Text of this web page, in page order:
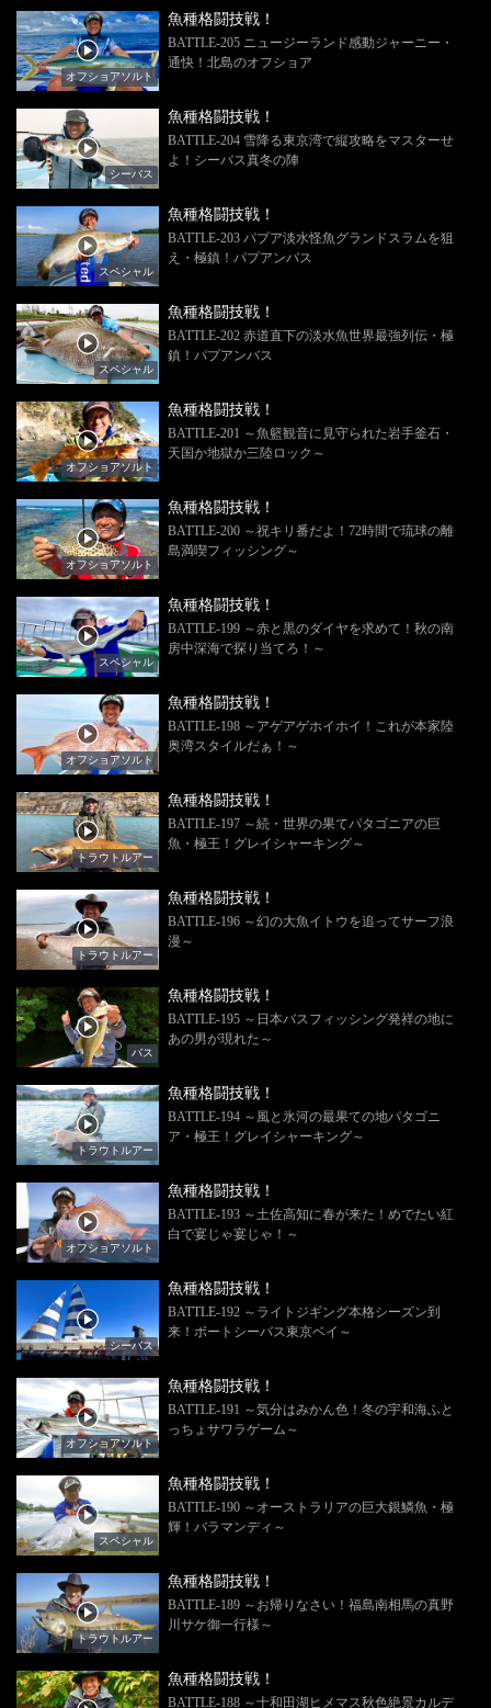
オフショアソルト
魚種格闘技戦！
BATTLE-205 ニュージーランド感動ジャーニー・
通快！北島のオフショア
シーバス
魚種格闘技戦！
BATTLE-204 雪降る東京湾で縦攻略をマスターせ
よ！シーバス真冬の陣
スペシャル
魚種格闘技戦！
BATTLE-203 パプア淡水怪魚グランドスラムを狙
え・極鎮！パプアンバス
スペシャル
魚種格闘技戦！
BATTLE-202 赤道直下の淡水魚世界最強列伝・極
鎮！パプアンバス
オフショアソルト
魚種格闘技戦！
BATTLE-201 ～魚籃観音に見守られた岩手釜石・
天国か地獄か三陸ロック～
オフショアソルト
魚種格闘技戦！
BATTLE-200 ～祝キリ番だよ！72時間で琉球の離
島満喫フィッシング～
スペシャル
魚種格闘技戦！
BATTLE-199 ～赤と黒のダイヤを求めて！秋の南
房中深海で探り当てろ！～
オフショアソルト
魚種格闘技戦！
BATTLE-198 ～アゲアゲホイホイ！これが本家陸
奥湾スタイルだぁ！～
トラウトルアー
魚種格闘技戦！
BATTLE-197 ～続・世界の果てパタゴニアの巨
魚・極王！グレイシャーキング～
トラウトルアー
魚種格闘技戦！
BATTLE-196 ～幻の大魚イトウを追ってサーフ浪
漫～
バス
魚種格闘技戦！
BATTLE-195 ～日本バスフィッシング発祥の地に
あの男が現れた～
トラウトルアー
魚種格闘技戦！
BATTLE-194 ～風と氷河の最果ての地パタゴニ
ア・極王！グレイシャーキング～
オフショアソルト
魚種格闘技戦！
BATTLE-193 ～土佐高知に春が来た！めでたい紅
白で宴じゃ宴じゃ！～
シーバス
魚種格闘技戦！
BATTLE-192 ～ライトジギング本格シーズン到
来！ボートシーバス東京ベイ～
オフショアソルト
魚種格闘技戦！
BATTLE-191 ～気分はみかん色！冬の宇和海ふと
っちょサワラゲーム～
スペシャル
魚種格闘技戦！
BATTLE-190 ～オーストラリアの巨大銀鱗魚・極
輝！バラマンディ～
トラウトルアー
魚種格闘技戦！
BATTLE-189 ～お帰りなさい！福島南相馬の真野
川サケ御一行様～
魚種格闘技戦！
BATTLE-188 ～十和田湖ヒメマス秋色絶景カルデ